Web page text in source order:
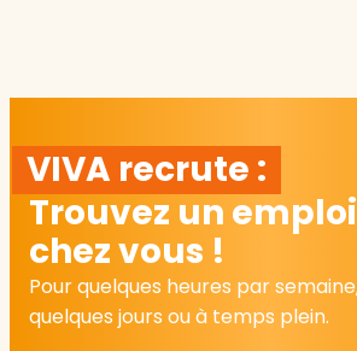
VIVA recrute :
Trouvez un
chez vous !
Pour quelques heures par
quelques jours ou à temps plein.